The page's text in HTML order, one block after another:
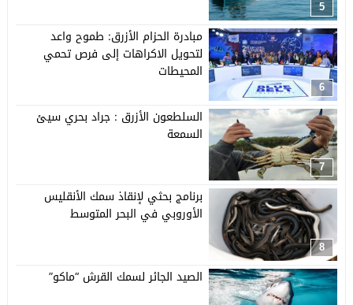
5
6
مبادرة الحزام الأزرق: طموح واعد
لتحويل الاكراهات إلى فرص تحمي
المحيطات
7
السلطعون الأزرق : جراد بحري سيئ
السمعة
8
برنامج بحثي لإنقاذ سمك الأنقليس
الأوروبي في البحر المتوسط
الصيد الجائر لسمك القرش “ماكو”